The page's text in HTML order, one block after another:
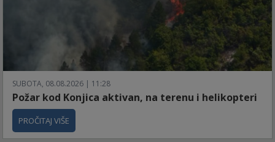
SUBOTA, 08.08.2026 | 11:28
Požar kod Konjica aktivan, na terenu i helikopteri
PROČITAJ VIŠE